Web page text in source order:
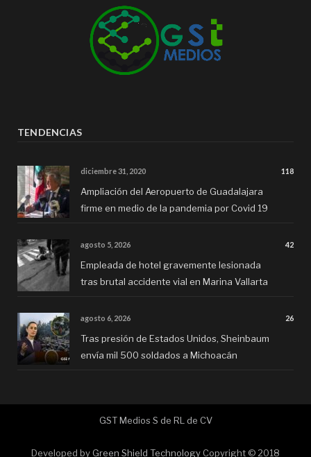
TENDENCIAS
diciembre 31, 2020 118
Ampliación del Aeropuerto de Guadalajara
firme en medio de la pandemia por Covid 19
agosto 5, 2026 42
Empleada de hotel gravemente lesionada
tras brutal accidente vial en Marina Vallarta
agosto 6, 2026 26
Tras presión de Estados Unidos, Sheinbaum
envía mil 500 soldados a Michoacán
GST Medios S de RL de CV
Developed by Green Shield Technology Copyright © 2018